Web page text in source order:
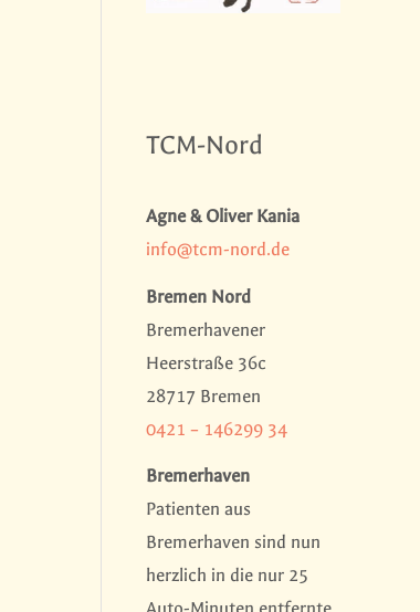
TCM-Nord
Agne & Oliver Kania
info@tcm-nord.de
Bremen Nord
Bremerhavener
Heerstraße 36c
28717 Bremen
0421 – 146299 34
Bremerhaven
Patienten aus
Bremerhaven sind nun
herzlich in die nur 25